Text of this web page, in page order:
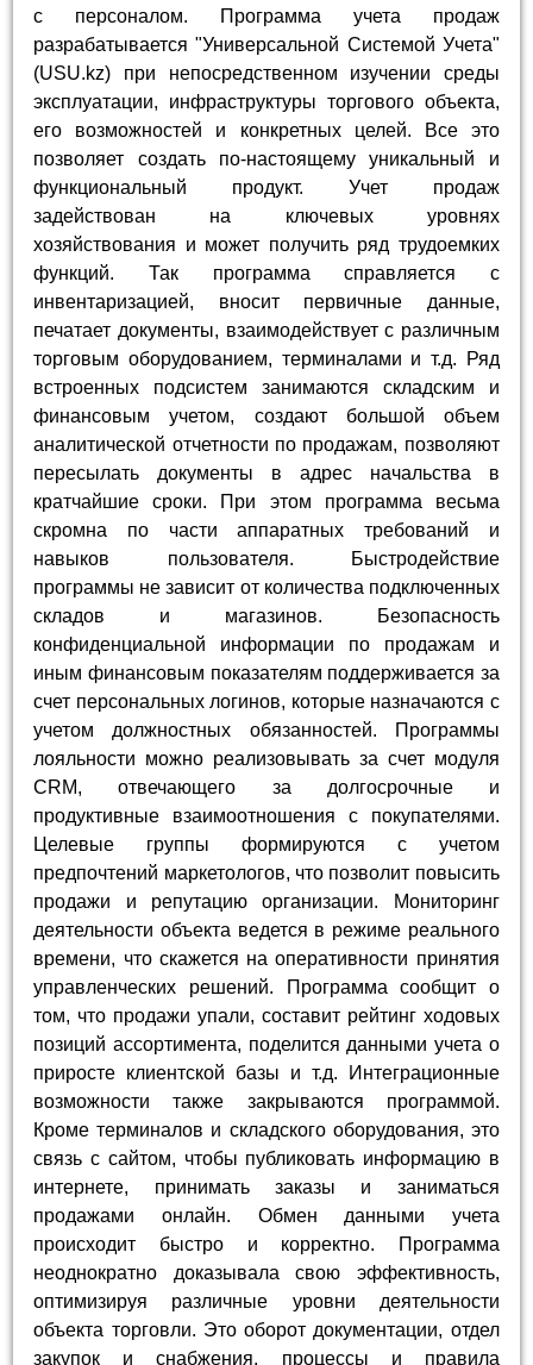
с персоналом. Программа учета продаж
разрабатывается "Универсальной Системой Учета"
(USU.kz) при непосредственном изучении среды
эксплуатации, инфраструктуры торгового объекта,
его возможностей и конкретных целей. Все это
позволяет создать по-настоящему уникальный и
функциональный продукт. Учет продаж
задействован на ключевых уровнях
хозяйствования и может получить ряд трудоемких
функций. Так программа справляется с
инвентаризацией, вносит первичные данные,
печатает документы, взаимодействует с различным
торговым оборудованием, терминалами и т.д. Ряд
встроенных подсистем занимаются складским и
финансовым учетом, создают большой объем
аналитической отчетности по продажам, позволяют
пересылать документы в адрес начальства в
кратчайшие сроки. При этом программа весьма
скромна по части аппаратных требований и
навыков пользователя. Быстродействие
программы не зависит от количества подключенных
складов и магазинов. Безопасность
конфиденциальной информации по продажам и
иным финансовым показателям поддерживается за
счет персональных логинов, которые назначаются с
учетом должностных обязанностей. Программы
лояльности можно реализовывать за счет модуля
CRM, отвечающего за долгосрочные и
продуктивные взаимоотношения с покупателями.
Целевые группы формируются с учетом
предпочтений маркетологов, что позволит повысить
продажи и репутацию организации. Мониторинг
деятельности объекта ведется в режиме реального
времени, что скажется на оперативности принятия
управленческих решений. Программа сообщит о
том, что продажи упали, составит рейтинг ходовых
позиций ассортимента, поделится данными учета о
приросте клиентской базы и т.д. Интеграционные
возможности также закрываются программой.
Кроме терминалов и складского оборудования, это
связь с сайтом, чтобы публиковать информацию в
интернете, принимать заказы и заниматься
продажами онлайн. Обмен данными учета
происходит быстро и корректно. Программа
неоднократно доказывала свою эффективность,
оптимизируя различные уровни деятельности
объекта торговли. Это оборот документации, отдел
закупок и снабжения, процессы и правила